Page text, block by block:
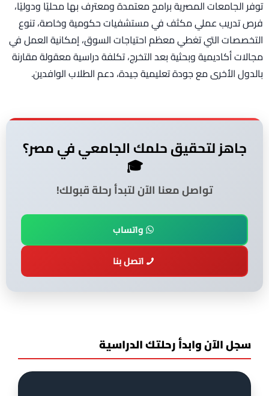
توفر الجامعات المصرية برامج معتمدة ومعترف بها محليًا ودوليًا،
فرص تدريب عملي مكثف في مستشفيات حكومية وخاصة، تنوع
التخصصات التي تغطي معظم احتياجات السوق، إمكانية العمل في
مجالات أكاديمية وبحثية بعد التخرج، تكلفة دراسية معقولة مقارنة
بالدول الأخرى مع جودة تعليمية جيدة، دعم الطلاب الوافدين.
جاهز لتحقيق حلمك الجامعي في مصر؟
🎓
تواصل معنا الآن لتبدأ رحلة قبولك!
واتساب
اتصل بنا
سجل الآن وابدأ رحلتك الدراسية